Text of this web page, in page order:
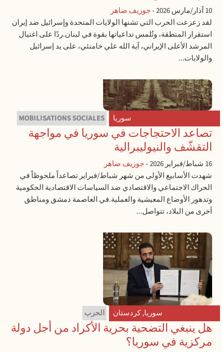
10 آذار/مارس 2026 -جوزيف ضاهر
لقد زعزعت الحرب التي تشنها الولايات المتحدة وإسرائيل ضد إيران
استقرار المنطقة، وتُلمس تداعياتها بقوة في لبنان.ردًا على اغتيال
المرشد الأعلى الإيراني، آية الله علي خامنئي، على يد إسرائيل
والولايات...
سوريا MOBILISATIONS SOCIALES
تصاعد الاحتجاجات في سوريا في مواجهة
التقشّف والنيوليبرالية
16 شباط/فبراير 2026 -جوزيف ضاهر
شهدت الأسابيع الأولى من شهر شباط/فبراير تصاعداً ملحوظاً في
الحراك الاجتماعي والاقتصادي ضد السياسات الاقتصادية الحكومية
وتدهور الأوضاع المعيشية والعملية.في العاصمة دمشق ومناطق
أخرى من البلاد، تتواصل...
سوريا,كردستان الحرب
هل ينبغي التضحية بحرية الأكراد من أجل دولة
مركزية في سوريا؟